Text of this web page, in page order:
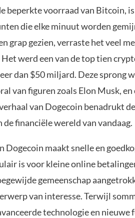
beperkte voorraad van Bitcoin,
die elke minuut worden
grap gezien, verraste het veel
werd een van de top tien
dan $50 miljard. Deze sprong
van figuren zoals Elon Musk,
van Dogecoin benadrukt
de financiële wereld van vandaag.
Dogecoin maakt snelle en
is voor kleine online
gemeenschap
van interesse. Terwijl
technologie en